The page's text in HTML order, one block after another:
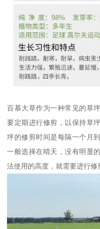
百慕大草作为一种常见的草
要定期进行修剪，以保持草
坪的修剪时间是每隔一个月
一般选择在晴天，没有明显
法使用的高度，就需要进行修